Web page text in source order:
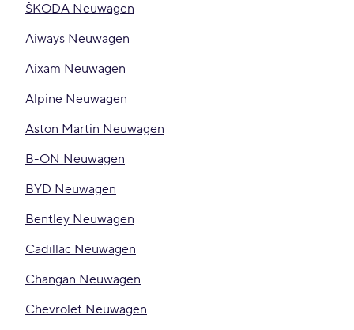
ŠKODA Neuwagen
Aiways Neuwagen
Aixam Neuwagen
Alpine Neuwagen
Aston Martin Neuwagen
B-ON Neuwagen
BYD Neuwagen
Bentley Neuwagen
Cadillac Neuwagen
Changan Neuwagen
Chevrolet Neuwagen